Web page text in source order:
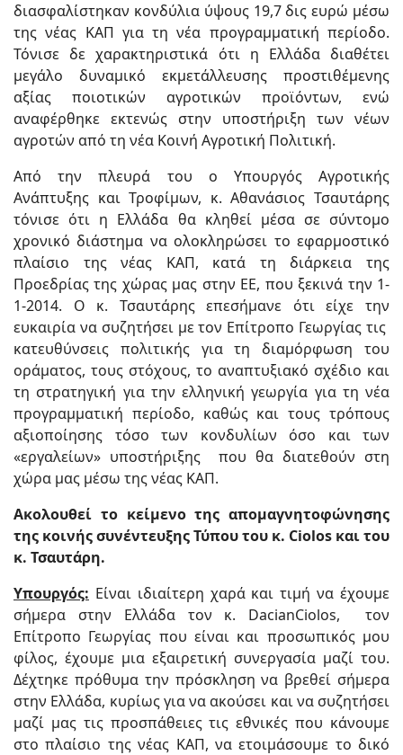
διασφαλίστηκαν κονδύλια ύψους 19,7 δις ευρώ μέσω
της νέας ΚΑΠ για τη νέα προγραμματική περίοδο.
Τόνισε δε χαρακτηριστικά ότι η Ελλάδα διαθέτει
μεγάλο δυναμικό εκμετάλλευσης προστιθέμενης
αξίας ποιοτικών αγροτικών προϊόντων, ενώ
αναφέρθηκε εκτενώς στην υποστήριξη των νέων
αγροτών από τη νέα Κοινή Αγροτική Πολιτική.
Από την πλευρά του ο Υπουργός Αγροτικής
Ανάπτυξης και Τροφίμων, κ. Αθανάσιος Τσαυτάρης
τόνισε ότι η Ελλάδα θα κληθεί μέσα σε σύντομο
χρονικό διάστημα να ολοκληρώσει το εφαρμοστικό
πλαίσιο της νέας ΚΑΠ, κατά τη διάρκεια της
Προεδρίας της χώρας μας στην ΕΕ, που ξεκινά την 1-
1-2014. Ο κ. Τσαυτάρης επεσήμανε ότι είχε την
ευκαιρία να συζητήσει με τον Επίτροπο Γεωργίας τις
κατευθύνσεις πολιτικής για τη διαμόρφωση του
οράματος, τους στόχους, το αναπτυξιακό σχέδιο και
τη στρατηγική για την ελληνική γεωργία για τη νέα
προγραμματική περίοδο, καθώς και τους τρόπους
αξιοποίησης τόσο των κονδυλίων όσο και των
«εργαλείων» υποστήριξης που θα διατεθούν στη
χώρα μας μέσω της νέας ΚΑΠ.
Ακολουθεί το κείμενο της απομαγνητοφώνησης
της κοινής συνέντευξης Τύπου του κ. Ciolos και του
κ. Τσαυτάρη.
Υπουργός: Είναι ιδιαίτερη χαρά και τιμή να έχουμε
σήμερα στην Ελλάδα τον κ. DacianCiolos, τον
Επίτροπο Γεωργίας που είναι και προσωπικός μου
φίλος, έχουμε μια εξαιρετική συνεργασία μαζί του.
Δέχτηκε πρόθυμα την πρόσκληση να βρεθεί σήμερα
στην Ελλάδα, κυρίως για να ακούσει και να συζητήσει
μαζί μας τις προσπάθειες τις εθνικές που κάνουμε
στο πλαίσιο της νέας ΚΑΠ, να ετοιμάσουμε το δικό